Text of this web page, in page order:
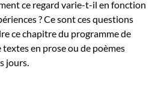
ce regard varie-t-il en fonction
? Ce sont ces questions
ce chapitre du programme de
textes en prose ou de poèmes
jours.